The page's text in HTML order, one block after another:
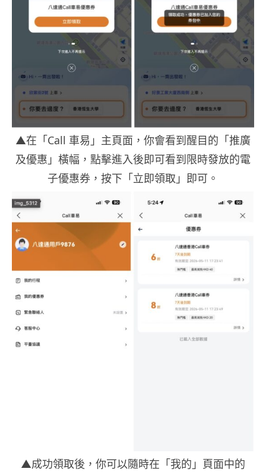
▲在「Call 車易」主頁面，你會看到醒目的「推廣
及優惠」橫幅，點擊進入後即可看到限時發放的電
子優惠券，按下「立即領取」即可。
▲成功領取後，你可以隨時在「我的」頁面中的